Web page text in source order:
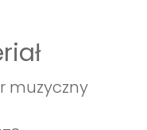
muzyczny